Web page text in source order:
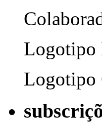
Logotipo
Logotipo